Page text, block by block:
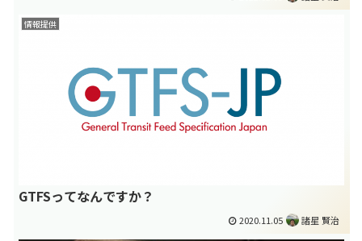
情報提供
GTFSってなんですか？
2020.11.05 諸星 賢治